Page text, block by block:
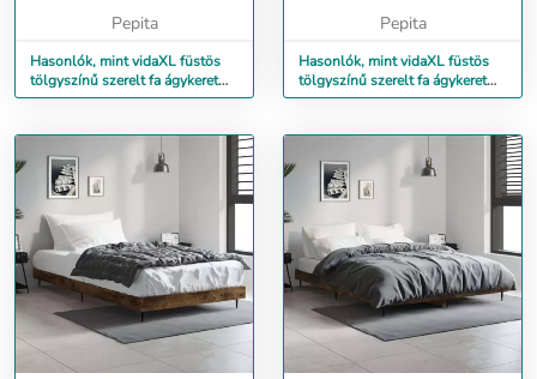
Pepita
Hasonlók, mint vidaXL füstös
tölgyszínű szerelt fa ágykeret
100 x 200 cm
Pepita
Hasonlók, mint vidaXL füstös
tölgyszínű szerelt fa ágykeret
160 x 200 cm